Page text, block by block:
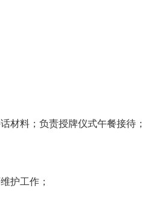
材料；负责授牌仪式午餐接待；
护工作；